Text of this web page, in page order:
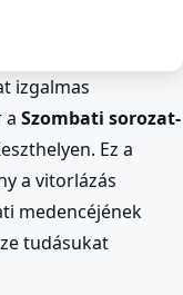
a
izgalmas
a Szombati sorozat-
Ez a
a vitorlázás
medencéjének
tudásukat